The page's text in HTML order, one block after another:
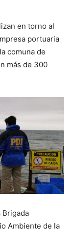
en torno al
portuaria
comuna de
más de 300
Brigada
Ambiente de la